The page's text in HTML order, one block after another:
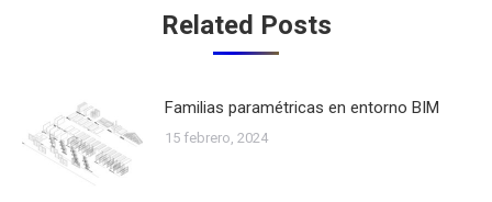
Related Posts
Familias paramétricas en entorno BIM
15 febrero, 2024